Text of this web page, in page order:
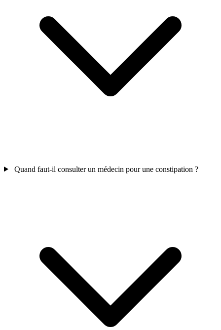
Quand faut-il consulter un médecin pour une constipation ?